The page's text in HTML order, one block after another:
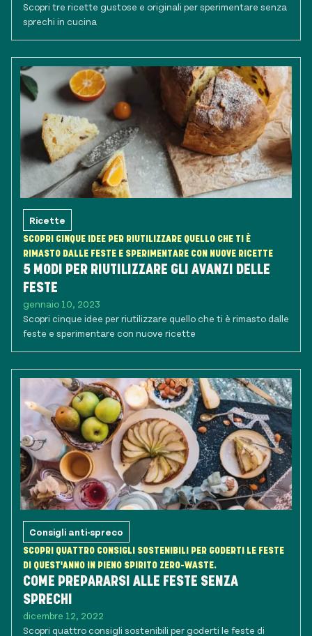
Scopri tre ricette gustose e originali per sperimentare senza
sprechi in cucina
Ricette
SCOPRI CINQUE IDEE PER RIUTILIZZARE QUELLO CHE TI È
RIMASTO DALLE FESTE E SPERIMENTARE CON NUOVE RICETTE
5 MODI PER RIUTILIZZARE GLI AVANZI DELLE
FESTE
gennaio 10, 2023
Scopri cinque idee per riutilizzare quello che ti è rimasto dalle
feste e sperimentare con nuove ricette
Consigli anti-spreco
SCOPRI QUATTRO CONSIGLI SOSTENIBILI PER GODERTI LE FESTE
DI QUEST'ANNO IN PIENO SPIRITO ZERO-WASTE.
COME PREPARARSI ALLE FESTE SENZA
SPRECHI
dicembre 12, 2022
Scopri quattro consigli sostenibili per goderti le feste di